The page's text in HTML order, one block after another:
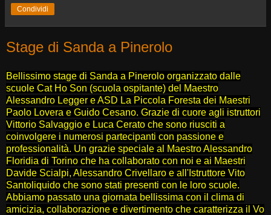
Condividi
Stage di Sanda a Pinerolo
Bellissimo stage di Sanda a Pinerolo organizzato dalle
scuole Cat Ho Son (scuola ospitante) del Maestro
Alessandro Legger e ASD La Piccola Foresta dei Maestri
Paolo Lovera e Guido Cesano. Grazie di cuore agli istruttori
Vittorio Salvaggio e Luca Cerato che sono riusciti a
coinvolgere i numerosi partecipanti con passione e
professionalità. Un grazie speciale al Maestro Alessandro
Floridia di Torino che ha collaborato con noi e ai Maestri
Davide Scialpi, Alessandro Crivellaro e all'Istruttore Vito
Santoliquido che sono stati presenti con le loro scuole.
Abbiamo passato una giornata bellissima con il clima di
amicizia, collaborazione e divertimento che caratterizza il Vo